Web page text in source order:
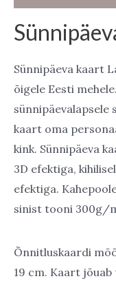
Sünnipäeva kaart
õigele Eesti
sünnipäevalapsele
kaart oma
kink. Sünnipäeva
3D efektiga,
efektiga.
sinist tooni 300g/
Õnnitluskaardi
19 cm. Kaart